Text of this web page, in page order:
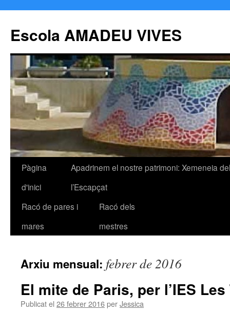
Escola AMADEU VIVES
Vés
contingut
Pàgina
d'inici
Apadrinem el nostre patrimoni: Xemeneia
l’Escapçat
Racó de pares i
mares
Racó dels
mestres
Arxiu mensual: febrer de 2016
El mite de Paris, per l’IES
Publicat el 26 febrer 2016perJessica